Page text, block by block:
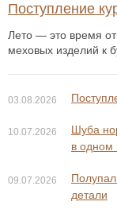
Поступление
Лето — это время
меховых изделий к
03.08.2026
10.07.2026
Шуба
в одном
09.07.2026
детали